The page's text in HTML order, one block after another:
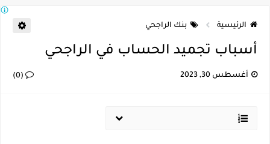
الرئيسية بنك الراجحي
أسباب تجميد الحساب في الراجحي
أغسطس 30, 2023 (0)